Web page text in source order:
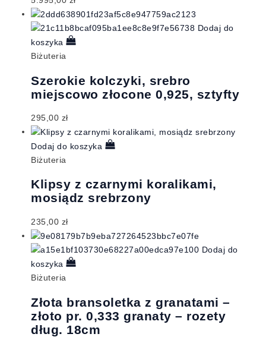
Dodaj do
koszyka
Biżuteria
Szerokie kolczyki, srebro
miejscowo złocone 0,925, sztyfty
295,00 zł
Dodaj do koszyka
Biżuteria
Klipsy z czarnymi koralikami,
mosiądz srebrzony
235,00 zł
Dodaj do
koszyka
Biżuteria
Złota bransoletka z granatami –
złoto pr. 0,333 granaty – rozety
dług. 18cm